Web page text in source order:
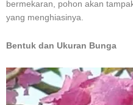
bermekaran, pohon akan
yang menghiasinya.
Bentuk dan Ukuran Bunga